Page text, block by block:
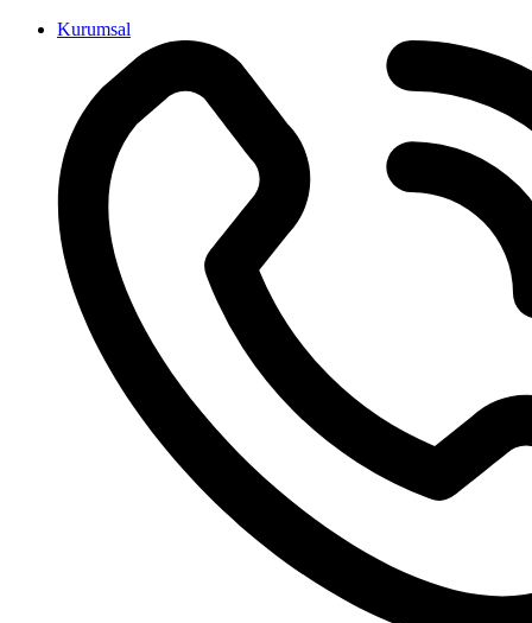
İçeriğeKurumsal